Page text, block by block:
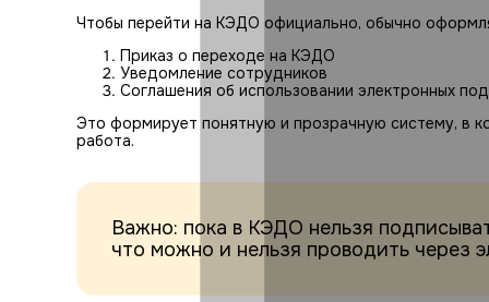
Чтобы перейти на КЭДО официально, обычно
Приказ о переходе на КЭДО
Уведомление сотрудников
Соглашения об использовании электронных
Это формирует понятную и прозрачную систему, в
работа.
Важно: пока в КЭДО нельзя
что можно и нельзя проводить